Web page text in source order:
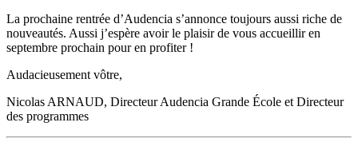
La prochaine rentrée d’Audencia s’annonce toujours aussi riche de
nouveautés. Aussi j’espère avoir le plaisir de vous accueillir en
septembre prochain pour en profiter !
Audacieusement vôtre,
Nicolas ARNAUD, Directeur Audencia Grande École et Directeur
des programmes